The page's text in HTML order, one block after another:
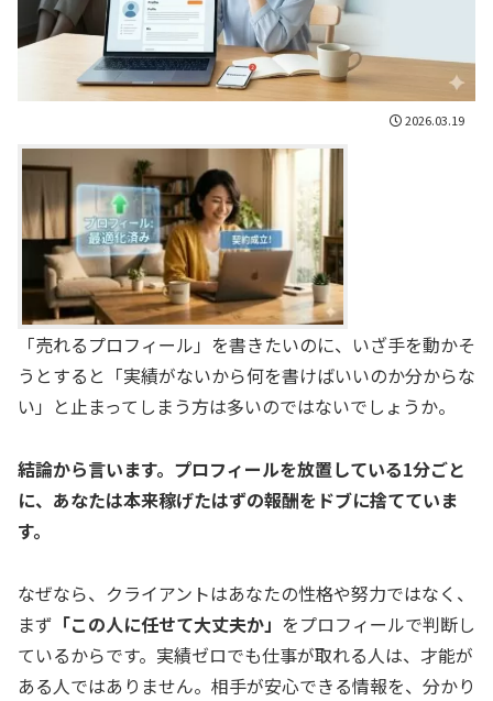
2026.03.19
「売れるプロフィール」を書きたいのに、いざ手を動かそ
うとすると「実績がないから何を書けばいいのか分からな
い」と止まってしまう方は多いのではないでしょうか。
結論から言います。プロフィールを放置している1分ごと
に、あなたは本来稼げたはずの報酬をドブに捨てていま
す。
なぜなら、クライアントはあなたの性格や努力ではなく、
まず 「この人に任せて大丈夫か」 をプロフィールで判断し
ているからです。実績ゼロでも仕事が取れる人は、才能が
ある人ではありません。相手が安心できる情報を、分かり